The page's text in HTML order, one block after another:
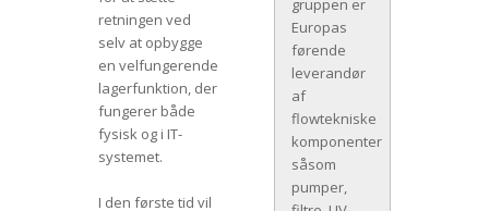
retningen ved
selv at opbygge
en velfungerende
lagerfunktion, der
fungerer både
fysisk og i IT-
systemet.
I den første tid vil
gruppen er
Europas
førende
leverandør
af
flowtekniske
komponenter
såsom
pumper,